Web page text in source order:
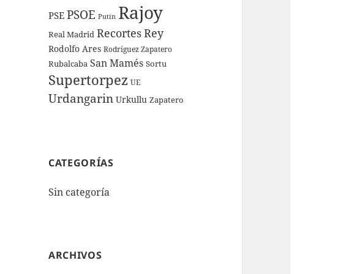
PSE PSOE Putin Rajoy
Real Madrid RecortesRey
Rodolfo Ares Rodríguez Zapatero
Rubalcaba San Mamés Sortu
Supertorpez UE
Urdangarin Urkullu Zapatero
CATEGORÍAS
Sin categoría
ARCHIVOS